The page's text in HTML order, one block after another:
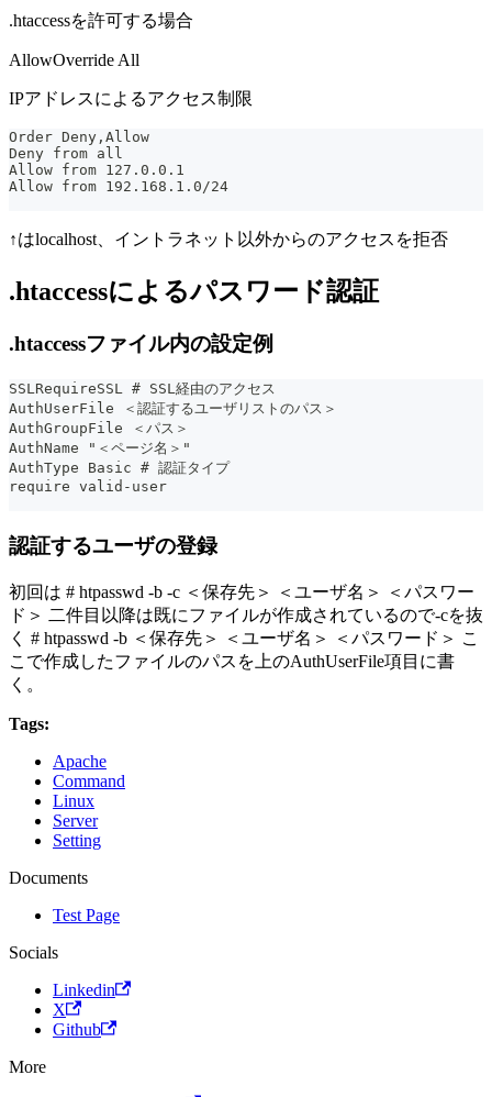
.htaccessを許可する場合
AllowOverride All
IPアドレスによるアクセス制限
Order Deny,Allow
Deny from all
Allow from 127.0.0.1
Allow from 192.168.1.0/24
↑はlocalhost、イントラネット以外からのアクセスを拒否
.htaccessによるパスワード認証
.htaccessファイル内の設定例
SSLRequireSSL # SSL経由のアクセス
AuthUserFile ＜認証するユーザリストのパス＞
AuthGroupFile ＜パス＞
AuthName "＜ページ名＞"
AuthType Basic # 認証タイプ
require valid-user
認証するユーザの登録
初回は # htpasswd -b -c ＜保存先＞ ＜ユーザ名＞ ＜パスワー
ド＞ 二件目以降は既にファイルが作成されているので-cを抜
く # htpasswd -b ＜保存先＞ ＜ユーザ名＞ ＜パスワード＞ こ
こで作成したファイルのパスを上のAuthUserFile項目に書
く。
Tags:
Apache
Command
Linux
Server
Setting
Documents
Test Page
Socials
Linkedin
X
Github
More